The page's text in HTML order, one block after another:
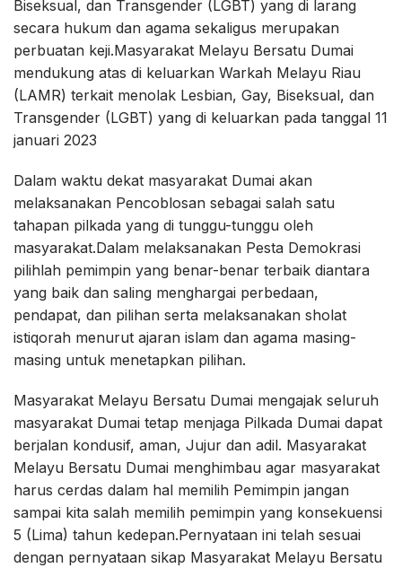
Biseksual, dan Transgender (LGBT) yang di larang
secara hukum dan agama sekaligus merupakan
perbuatan keji.Masyarakat Melayu Bersatu Dumai
mendukung atas di keluarkan Warkah Melayu Riau
(LAMR) terkait menolak Lesbian, Gay, Biseksual, dan
Transgender (LGBT) yang di keluarkan pada tanggal 11
januari 2023
Dalam waktu dekat masyarakat Dumai akan
melaksanakan Pencoblosan sebagai salah satu
tahapan pilkada yang di tunggu-tunggu oleh
masyarakat.Dalam melaksanakan Pesta Demokrasi
pilihlah pemimpin yang benar-benar terbaik diantara
yang baik dan saling menghargai perbedaan,
pendapat, dan pilihan serta melaksanakan sholat
istiqorah menurut ajaran islam dan agama masing-
masing untuk menetapkan pilihan.
Masyarakat Melayu Bersatu Dumai mengajak seluruh
masyarakat Dumai tetap menjaga Pilkada Dumai dapat
berjalan kondusif, aman, Jujur dan adil. Masyarakat
Melayu Bersatu Dumai menghimbau agar masyarakat
harus cerdas dalam hal memilih Pemimpin jangan
sampai kita salah memilih pemimpin yang konsekuensi
5 (Lima) tahun kedepan.Pernyataan ini telah sesuai
dengan pernyataan sikap Masyarakat Melayu Bersatu